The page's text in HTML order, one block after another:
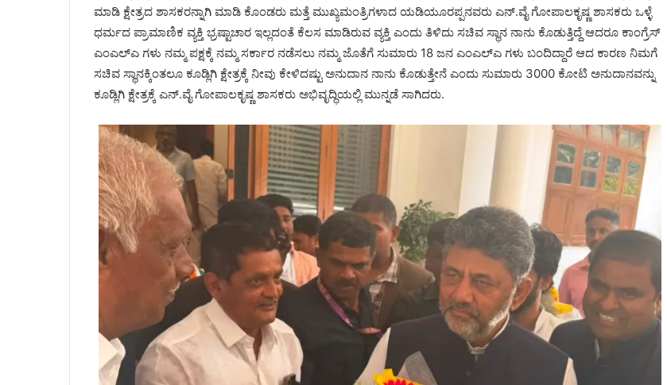
ಮಾಡಿ ಕ್ಷೇತ್ರದ ಶಾಸಕರನ್ನಾಗಿ ಮಾಡಿ ಕೊಂಡರು ಮತ್ತೆ ಮುಖ್ಯಮಂತ್ರಿಗಳಾದ ಯಡಿಯೂರಪ್ಪನವರು ಎನ್.ವೈ ಗೋಪಾಲಕೃಷ್ಣ ಶಾಸಕರು ಒಳ್ಳೆ
ಧರ್ಮದ ಪ್ರಾಮಾಣಿಕ ವ್ಯಕ್ತಿ ಭ್ರಷ್ಟಾಚಾರ ಇಲ್ಲದಂತೆ ಕೆಲಸ ಮಾಡಿರುವ ವ್ಯಕ್ತಿ ಎಂದು ತಿಳಿದು ಸಚಿವ ಸ್ಥಾನ ನಾನು ಕೊಡುತ್ತಿದ್ದೆ ಆದರೂ ಕಾಂಗ್ರೆಸ್
ಎಂಎಲ್ಎ ಗಳು ನಮ್ಮ ಪಕ್ಷಕ್ಕೆ ನಮ್ಮ ಸರ್ಕಾರ ನಡೆಸಲು ನಮ್ಮ ಜೊತೆಗೆ ಸುಮಾರು 18 ಜನ ಎಂಎಲ್ಎ ಗಳು ಬಂದಿದ್ದಾರೆ ಆದ ಕಾರಣ ನಿಮಗೆ
ಸಚಿವ ಸ್ಥಾನಕ್ಕಿಂತಲೂ ಕೂಡ್ಲಿಗಿ ಕ್ಷೇತ್ರಕ್ಕೆ ನೀವು ಕೇಳಿದಷ್ಟು ಅನುದಾನ ನಾನು ಕೊಡುತ್ತೇನೆ ಎಂದು ಸುಮಾರು 3000 ಕೋಟಿ ಅನುದಾನವನ್ನು
ಕೂಡ್ಲಿಗಿ ಕ್ಷೇತ್ರಕ್ಕೆ ಎನ್.ವೈ ಗೋಪಾಲಕೃಷ್ಣ ಶಾಸಕರು ಅಭಿವೃದ್ಧಿಯಲ್ಲಿ ಮುನ್ನಡೆ ಸಾಗಿದರು.